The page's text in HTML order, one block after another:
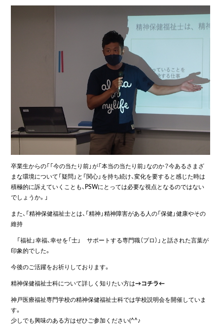
卒業生からの「「今の当たり前」が「本当の当たり前」なのか？今あるさまざ
まな環境について「疑問」と「関心」を持ち続け、変化を要すると感じた時は
積極的に訴えていくことも、PSWにとっては必要な視点となるのではない
でしょうか。」
また、「精神保健福祉士とは、「精神」精神障害がある人の「保健」健康やその
維持
「福祉」幸福、幸せを「士」 サポートする専門職（プロ）」と話された言葉が
印象的でした。
今後のご活躍をお祈りしております。
精神保健福祉士科について詳しく知りたい方は→コチラ←
神戸医療福祉専門学校の精神保健福祉士科では学校説明会を開催していま
す。
少しでも興味のある方はぜひご参加ください(^^♪